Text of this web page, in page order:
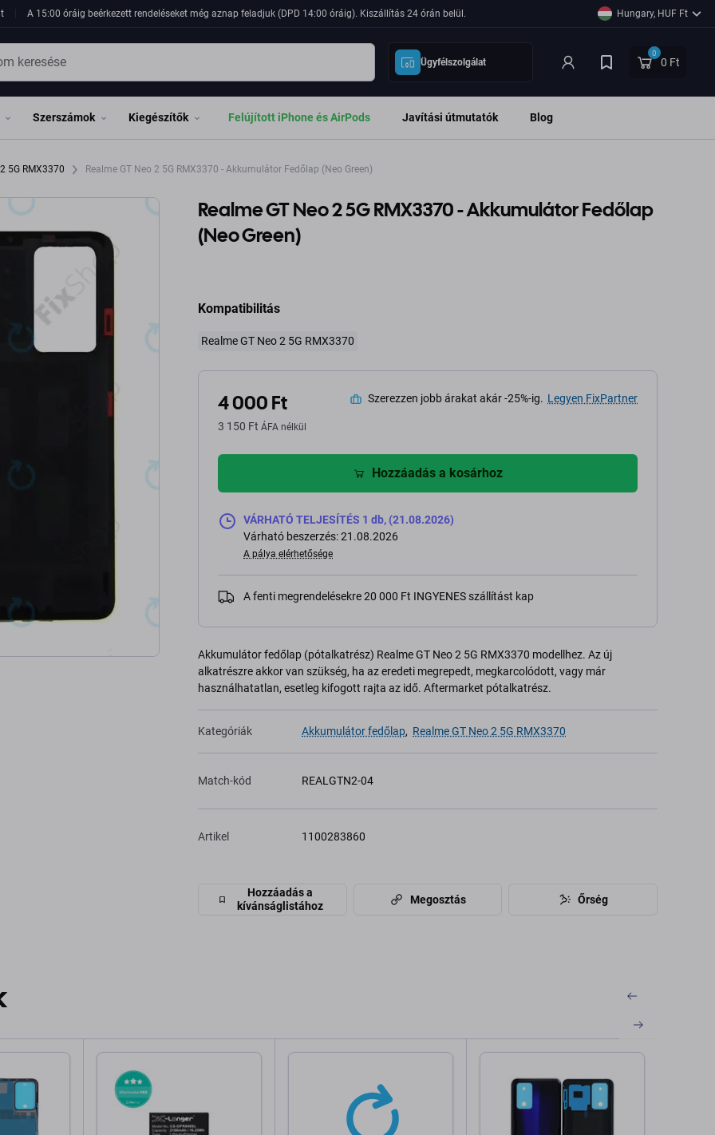
A 15:00 óráig beérkezett rendeléseket még aznap feladjuk (DPD 14:00 óráig). Kiszállítás 24 órán belül. Hungary, HUF Ft
Ügyfélszolgálat
0
0 Ft
Szerszámok Kiegészítők Felújított iPhone és AirPods Javítási útmutatók Blog
5G RMX3370 Realme GT Neo 2 5G RMX3370 - Akkumulátor Fedőlap (Neo Green)
Realme GT Neo 2 5G RMX3370 - Akkumulátor Fedőlap
(Neo Green)
Kompatibilitás
Realme GT Neo 2 5G RMX3370
4 000 Ft
3 150 Ft ÁFA nélkül
Szerezzen jobb árakat akár -25%-ig. Legyen FixPartner
Hozzáadás a kosárhoz
VÁRHATÓ TELJESÍTÉS 1 db, (21.08.2026)
Várható beszerzés: 21.08.2026
A pálya elérhetősége
A fenti megrendelésekre 20 000 Ft INGYENES szállítást kap
Akkumulátor fedőlap (pótalkatrész) Realme GT Neo 2 5G RMX3370 modellhez. Az új
alkatrészre akkor van szükség, ha az eredeti megrepedt, megkarcolódott, vagy már
használhatatlan, esetleg kifogott rajta az idő. Aftermarket pótalkatrész.
Kategóriák Akkumulátor fedőlap, Realme GT Neo 2 5G RMX3370
Match-kód REALGTN2-04
Artikel 1100283860
Hozzáadás a
kívánságlistához
Megosztás Őrség